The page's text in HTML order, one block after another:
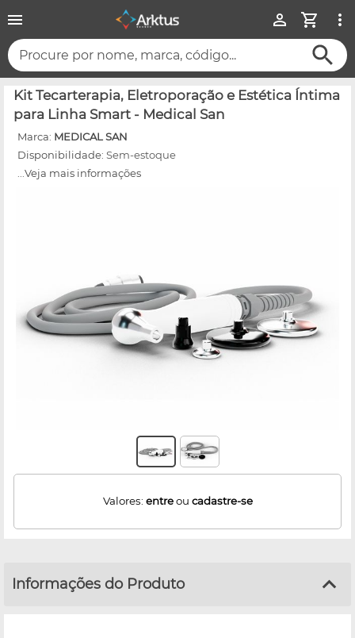
Procure por nome, marca, código...
Kit Tecarterapia, Eletroporação e Estética Íntima
para Linha Smart - Medical San
Marca: MEDICAL SAN
Disponibilidade: Sem-estoque
...Veja mais informações
Valores: entreou cadastre-se
Informações do Produto